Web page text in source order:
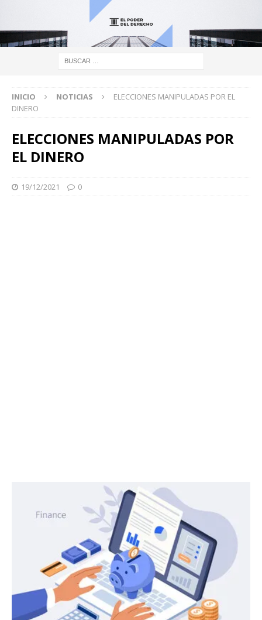
INICIO NOTICIAS
ELECCIONES MANIPULADAS POR EL
DINERO
ELECCIONES MANIPULADAS POR
EL DINERO
19/12/2021 0